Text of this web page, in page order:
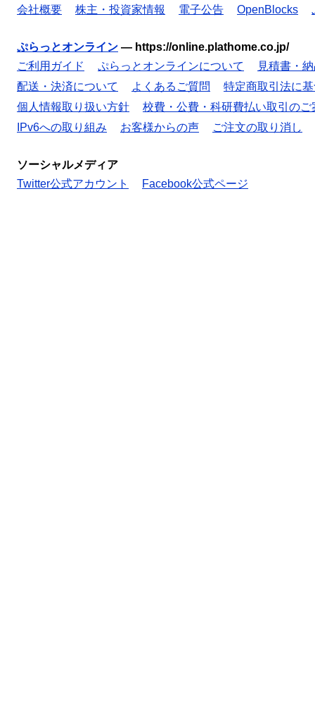
会社概要 株主・投資家情報 電子公告 OpenBlocks
ぷらっとオンライン — https://online.plathome.co.jp/
ご利用ガイド
ぷらっとオンラインについて
見積書・
配送・決済について
よくあるご質問
特定商取引法に
個人情報取り扱い方針
校費・公費・科研費払い取引のご
IPv6への取り組み
お客様からの声 ご注文の取り消し
ソーシャルメディア
Twitter公式アカウント
Facebook公式ページ